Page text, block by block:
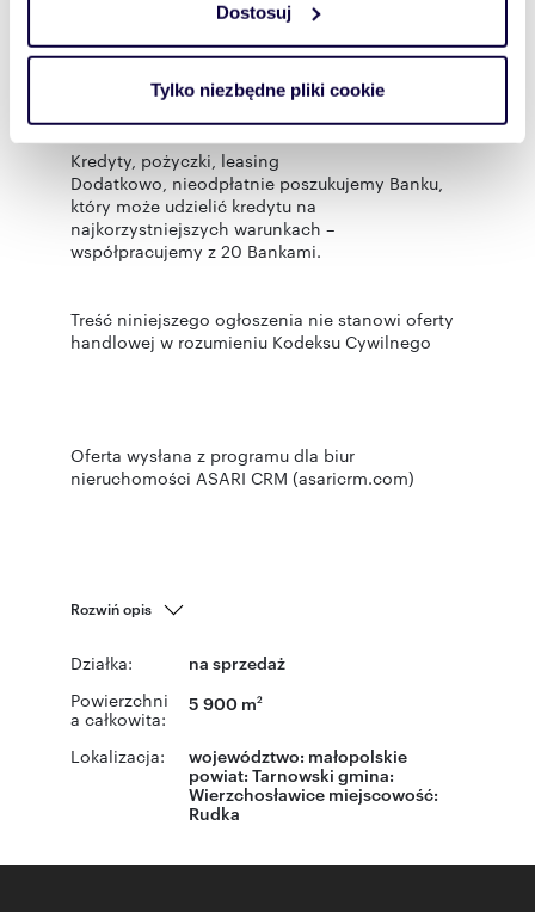
Wykorzystujemy pliki cookie do spersonalizowania treści
i reklam, aby oferować funkcje społecznościowe i
korzystasz z naszej witryny, udostępniamy partnerom
Partnerzy mogą połączyć te informacje z innymi danymi
otrzymanymi od Ciebie lub uzyskanymi podczas
korzystania z ich usług.
Dostosuj
Tylko niezbędne pliki cookie
W ofercie posiadamy również ubezpieczenia
majątkowe, życiowe oraz komunikacyjne –
ubezpieczeniowych.
Kredyty, pożyczki, leasing
Dodatkowo, nieodpłatnie poszukujemy Banku,
który może udzielić kredytu na
najkorzystniejszych warunkach –
współpracujemy z 20 Bankami.
Treść niniejszego ogłoszenia nie stanowi oferty
handlowej w rozumieniu Kodeksu Cywilnego
Oferta wysłana z programu dla biur
nieruchomości ASARI CRM (asaricrm.com)
Rozwiń opis
Działka: na sprzedaż
Powierzchni
a całkowita:
5 900 m2
Lokalizacja: województwo: małopolskie
powiat: Tarnowski gmina:
Wierzchosławice miejscowość:
Rudka